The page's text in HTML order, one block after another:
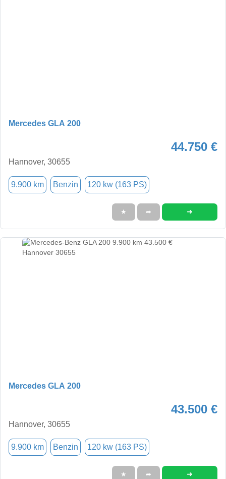
Mercedes GLA 200
44.750 €
Hannover, 30655
9.900 km Benzin 120 kw (163 PS)
★ ➦ ➜
Mercedes GLA 200
43.500 €
Hannover, 30655
9.900 km Benzin 120 kw (163 PS)
★ ➦ ➜